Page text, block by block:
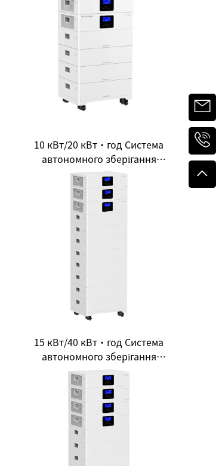
10 кВт/20 кВт·год Система
автономного зберігання
енергії для домашнього
використання — Відкриває
новий досвід чистої енергії
15 кВт/40 кВт·год Система
автономного зберігання
енергії для домашнього
використання: Новий вибір
для енергетичної свободи
будинку